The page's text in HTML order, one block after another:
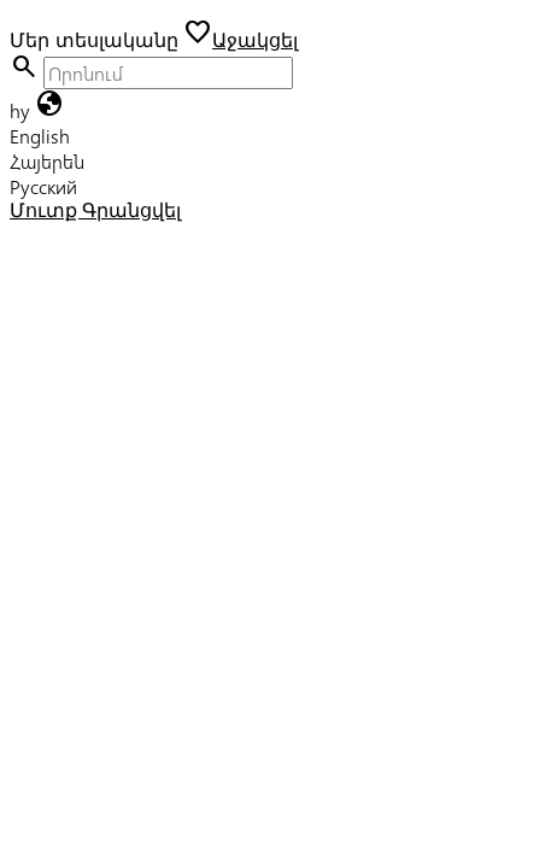
Մեր տեսլականը favoriteԱջակցել
search
hy globe
English
Հայերեն
Русский
Մուտք Գրանցվել